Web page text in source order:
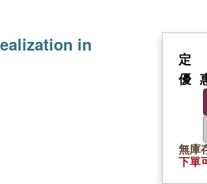
in
優
無庫
下單